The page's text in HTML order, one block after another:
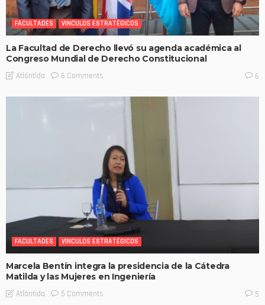
FACULTADES VINCULOS ESTRATÉGICOS
La Facultad de Derecho llevó su agenda académica al
Congreso Mundial de Derecho Constitucional
Atlántida 6 Comments 6
FACULTADES VINCULOS ESTRATÉGICOS
Marcela Bentín integra la presidencia de la Cátedra
Matilda y las Mujeres en Ingeniería
Atlántida 5 Comments 5